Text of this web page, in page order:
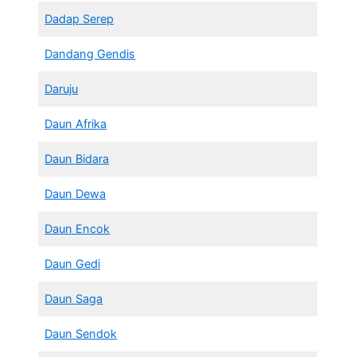
Dadap Serep
Dandang Gendis
Daruju
Daun Afrika
Daun Bidara
Daun Dewa
Daun Encok
Daun Gedi
Daun Saga
Daun Sendok